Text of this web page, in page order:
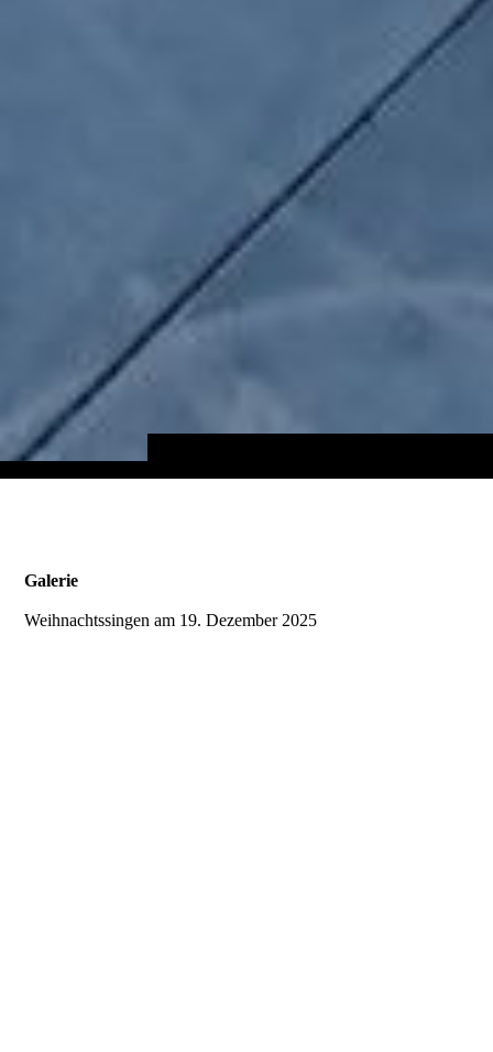
Galerie
Weihnachtssingen am 19. Dezember 2025